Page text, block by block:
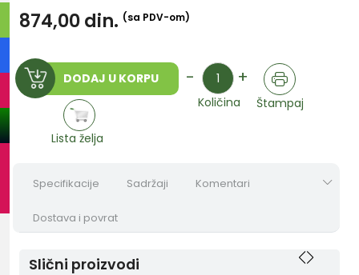
874,00din. (sa PDV-om)
DODAJ U KORPU - Količina +
Količina Štampaj
Lista želja
Specifikacije Sadržaji Komentari
Dostava i povrat
Slični proizvodi